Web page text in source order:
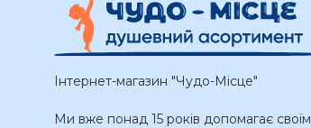
Інтернет-магазин "Чудо-Місце"
Ми вже понад 15 років допомагає своїм